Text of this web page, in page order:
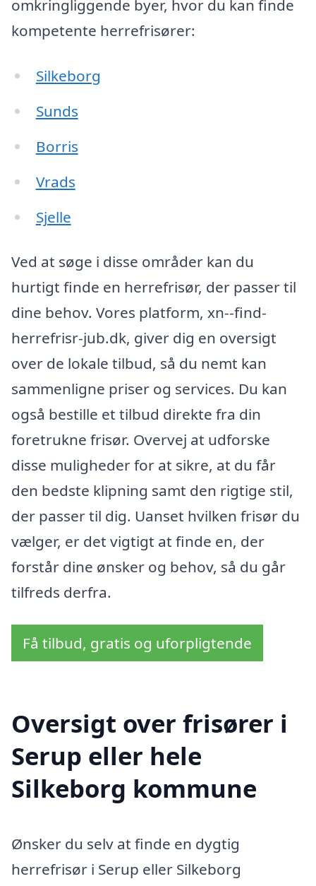
omkringliggende byer, hvor du kan finde
kompetente herrefrisører:
Silkeborg
Sunds
Borris
Vrads
Sjelle
Ved at søge i disse områder kan du
hurtigt finde en herrefrisør, der passer til
dine behov. Vores platform, xn--find-
herrefrisr-jub.dk, giver dig en oversigt
over de lokale tilbud, så du nemt kan
sammenligne priser og services. Du kan
også bestille et tilbud direkte fra din
foretrukne frisør. Overvej at udforske
disse muligheder for at sikre, at du får
den bedste klipning samt den rigtige stil,
der passer til dig. Uanset hvilken frisør du
vælger, er det vigtigt at finde en, der
forstår dine ønsker og behov, så du går
tilfreds derfra.
Få tilbud, gratis og uforpligtende
Oversigt over frisører i
Serup eller hele
Silkeborg kommune
Ønsker du selv at finde en dygtig
herrefrisør i Serup eller Silkeborg